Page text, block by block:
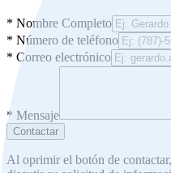
* Nombre Completo
* Número de teléfono
* Correo electrónico
* Mensaje
Contactar
Al oprimir el botón de